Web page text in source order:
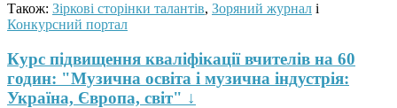
Також: Зіркові сторінки талантів, Зоряний журнал і
Конкурсний портал
Курс підвищення кваліфікації вчителів на 60
годин: "Музична освіта і музична індустрія:
Україна, Європа, світ" ↓